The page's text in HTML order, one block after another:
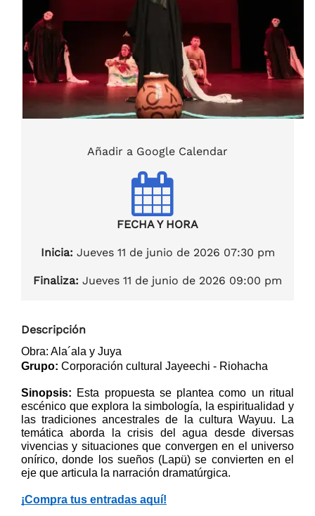
Añadir a Google Calendar
FECHA Y HORA
Inicia: Jueves 11 de junio de 2026 07:30 pm
Finaliza: Jueves 11 de junio de 2026 09:00 pm
Descripción
Obra: Ala´ala y Juya
Grupo: Corporación cultural Jayeechi - Riohacha
Sinopsis: Esta propuesta se plantea como un ritual
escénico que explora la simbología, la espiritualidad y
las tradiciones ancestrales de la cultura Wayuu. La
temática aborda la crisis del agua desde diversas
vivencias y situaciones que convergen en el universo
onírico, donde los sueños (Lapü) se convierten en el
eje que articula la narración dramatúrgica.
¡Compra tus entradas aquí!